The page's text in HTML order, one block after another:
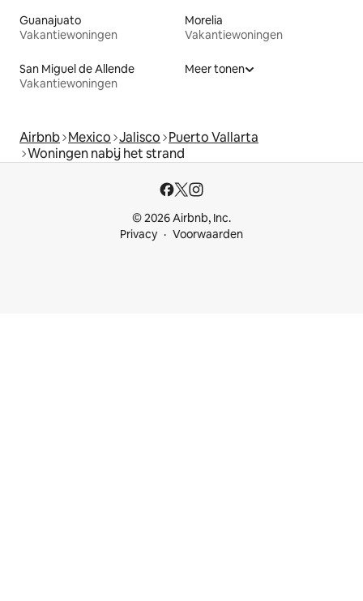
Guanajuato
Vakantiewoningen
Morelia
Vakantiewoningen
San Miguel de Allende
Vakantiewoningen
Meer tonen
Airbnb Mexico Jalisco Puerto Vallarta
Woningen nabij het strand
© 2026 Airbnb, Inc.
Privacy
Voorwaarden